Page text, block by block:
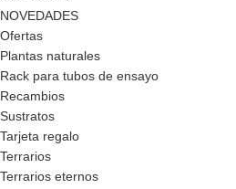
NOVEDADES
Ofertas
Plantas naturales
Rack para tubos de ensayo
Recambios
Sustratos
Tarjeta regalo
Terrarios
Terrarios eternos